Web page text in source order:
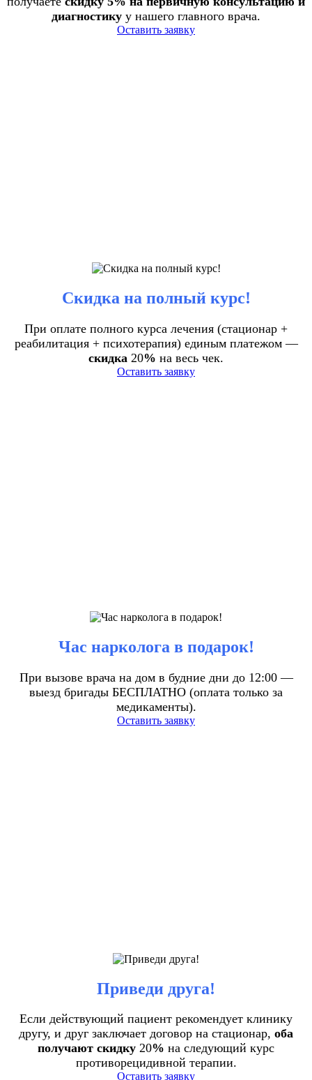
диагностику у нашего главного врача.
Оставить заявку
Скидка на полный курс!
При оплате полного курса лечения (стационар +
реабилитация + психотерапия) единым платежом —
скидка 20% на весь чек.
Оставить заявку
Час нарколога в подарок!
При вызове врача на дом в будние дни до 12:00 —
выезд бригады БЕСПЛАТНО (оплата только за
медикаменты).
Оставить заявку
Приведи друга!
Если действующий пациент рекомендует клинику
другу, и друг заключает договор на стационар, оба
получают скидку 20% на следующий курс
противорецидивной терапии.
Оставить заявку